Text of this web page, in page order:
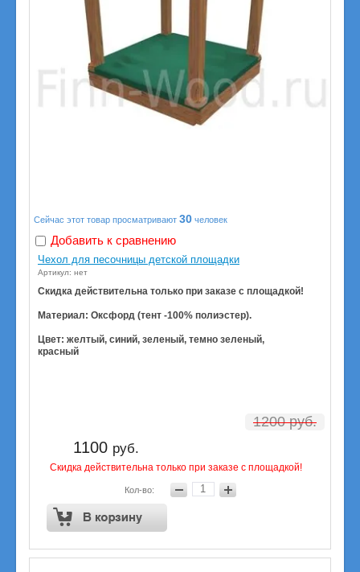
Сейчас этот товар просматривают 30 человек
Добавить к сравнению
Чехол для песочницы детской площадки
Артикул: нет
Скидка действительна только при заказе с площадкой!
Материал: Оксфорд (тент -100% полиэстер).
Цвет: желтый, синий, зеленый, темно зеленый,
красный
1200руб.
1100 руб.
Скидка действительна только при заказе с площадкой!
Кол-во: